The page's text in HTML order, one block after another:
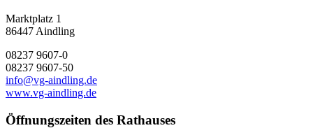
Marktplatz 1
86447 Aindling
08237 9607-0
08237 9607-50
info@vg-aindling.de
www.vg-aindling.de
Öffnungszeiten des Rathauses